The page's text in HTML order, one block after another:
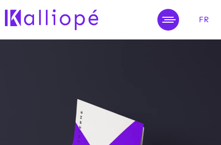
FR